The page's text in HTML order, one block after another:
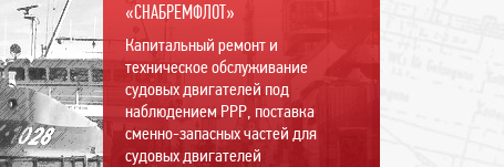
«СНАБРЕМФЛОТ»
Капитальный ремонт и
техническое обслуживание
судовых двигателей под
наблюдением РРР, поставка
сменно-запасных частей для
судовых двигателей